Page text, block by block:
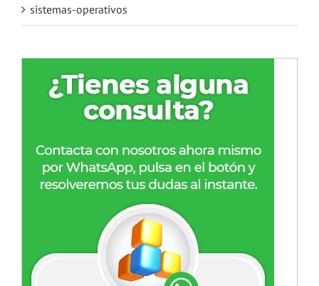
sistemas-operativos